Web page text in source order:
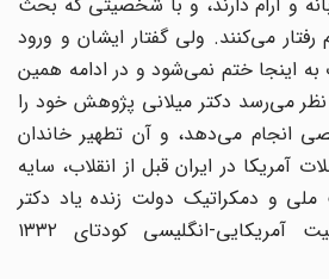
می‌کنند. ولی گفتار ایشان و ورود
اینجا ختم نمی‌شود و در ادامه همین
می‌رسد دکتر میلانی پژوهش خود را
انجام می‌دهد، و آن تطهیر خاندان
آمریکا در ایران قبل از انقلاب، سایه
و دمکراتیک دولت زنده یاد دکتر
محمد مصدق، و ماهیت آمریکایی-انگلیسی کودتای ۱۳۳۲